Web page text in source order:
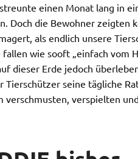
einen Monat lang in
Doch die Bewohner zeigten
als endlich unsere
wie sooft „einfach vom
dieser Erde jedoch
seine tägliche
verschmusten, verspielten